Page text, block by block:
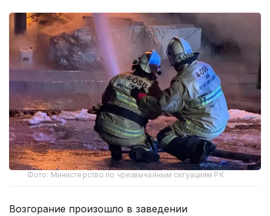
Фото: Министерство по чрезвычайным ситуациям РК
Возгорание произошло в заведении